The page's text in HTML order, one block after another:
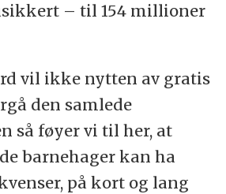
– til 154 millioner
vil ikke nytten av gratis
den samlede
så føyer vi til her, at
barnehager kan ha
på kort og lang